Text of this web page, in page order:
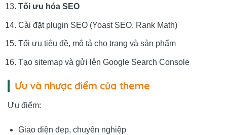
Tối ưu hóa SEO
Cài đặt plugin SEO (Yoast SEO, Rank Math)
Tối ưu tiêu đề, mô tả cho trang và sản phẩm
Tạo sitemap và gửi lên Google Search Console
Ưu và nhược điểm của theme
Ưu điểm:
Giao diện đẹp, chuyên nghiệp